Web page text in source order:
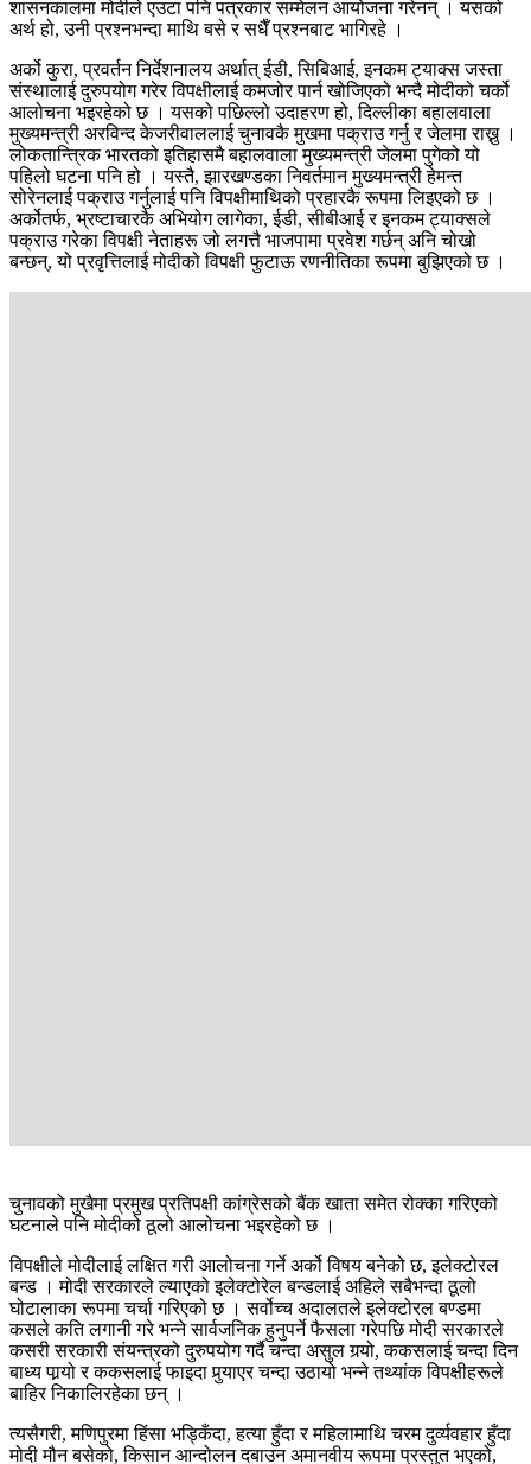
शासनकालमा मोदीले एउटा पनि पत्रकार सम्मेलन आयोजना गरेनन् । यसको
अर्थ हो, उनी प्रश्नभन्दा माथि बसे र सधैँ प्रश्नबाट भागिरहे ।
अर्को कुरा, प्रवर्तन निर्देशनालय अर्थात् ईडी, सिबिआई, इनकम ट्याक्स जस्ता
संस्थालाई दुरुपयोग गरेर विपक्षीलाई कमजोर पार्न खोजिएको भन्दै मोदीको चर्को
आलोचना भइरहेको छ । यसको पछिल्लो उदाहरण हो, दिल्लीका बहालवाला
मुख्यमन्त्री अरविन्द केजरीवाललाई चुनावकै मुखमा पक्राउ गर्नु र जेलमा राख्नु ।
लोकतान्त्रिक भारतको इतिहासमै बहालवाला मुख्यमन्त्री जेलमा पुगेको यो
पहिलो घटना पनि हो । यस्तै, झारखण्डका निवर्तमान मुख्यमन्त्री हेमन्त
सोरेनलाई पक्राउ गर्नुलाई पनि विपक्षीमाथिको प्रहारकै रूपमा लिइएको छ ।
अर्कोतर्फ, भ्रष्टाचारकै अभियोग लागेका, ईडी, सीबीआई र इनकम ट्याक्सले
पक्राउ गरेका विपक्षी नेताहरू जो लगत्तै भाजपामा प्रवेश गर्छन् अनि चोखो
बन्छन्, यो प्रवृत्तिलाई मोदीको विपक्षी फुटाऊ रणनीतिका रूपमा बुझिएको छ ।
चुनावको मुखैमा प्रमुख प्रतिपक्षी कांग्रेसको बैंक खाता समेत रोक्का गरिएको
घटनाले पनि मोदीको ठूलो आलोचना भइरहेको छ ।
विपक्षीले मोदीलाई लक्षित गरी आलोचना गर्ने अर्को विषय बनेको छ, इलेक्टोरल
बन्ड । मोदी सरकारले ल्याएको इलेक्टोरेल बन्डलाई अहिले सबैभन्दा ठूलो
घोटालाका रूपमा चर्चा गरिएको छ । सर्वोच्च अदालतले इलेक्टोरल बण्डमा
कसले कति लगानी गरे भन्ने सार्वजनिक हुनुपर्ने फैसला गरेपछि मोदी सरकारले
कसरी सरकारी संयन्त्रको दुरुपयोग गर्दै चन्दा असुल गर्‍यो, ककसलाई चन्दा दिन
बाध्य पार्‍यो र ककसलाई फाइदा पुर्‍याएर चन्दा उठायो भन्ने तथ्यांक विपक्षीहरूले
बाहिर निकालिरहेका छन् ।
त्यसैगरी, मणिपुरमा हिंसा भड्किँदा, हत्या हुँदा र महिलामाथि चरम दुर्व्यवहार हुँदा
मोदी मौन बसेको, किसान आन्दोलन दबाउन अमानवीय रूपमा प्रस्तुत भएको,